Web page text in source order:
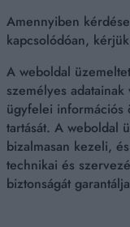
Amennyiben
kapcsolódóan,
A weboldal
személyes
ügyfelei információs
tartását. A weboldal
bizalmasan kezeli,
technikai és
biztonságát